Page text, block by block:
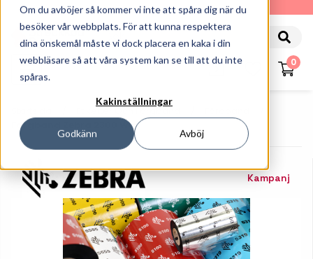
Om du avböjer så kommer vi inte att spåra dig när du
besöker vår webbplats. För att kunna respektera
dina önskemål måste vi dock placera en kaka i din
webbläsare så att våra system kan se till att du inte
spåras.
Kakinställningar
Godkänn Avböj
010-162 61 90
0
Etiketter Och Färgband
Färgband Zebra 2300 Wax
Kampanj